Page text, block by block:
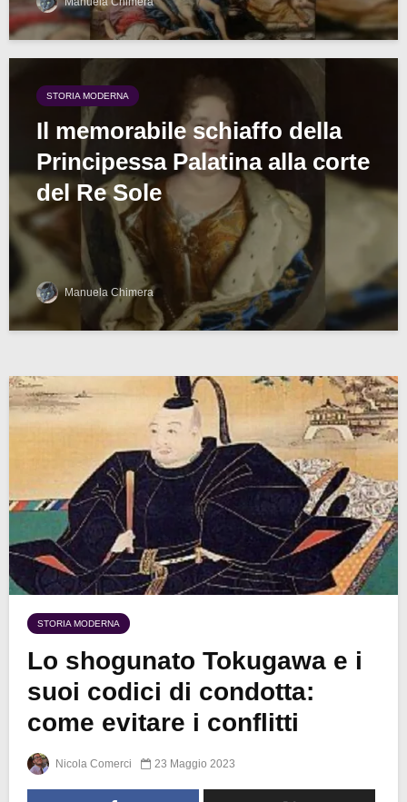
STORIA MODERNA
Il memorabile schiaffo della
Principessa Palatina alla corte
del Re Sole
Manuela Chimera
STORIA MODERNA
Lo shogunato Tokugawa e i
suoi codici di condotta:
come evitare i conflitti
Nicola Comerci 23 Maggio 2023